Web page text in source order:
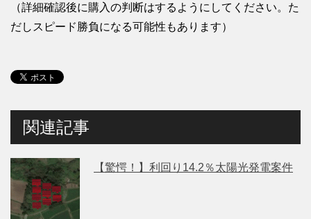
（詳細確認後に購入の判断はするようにしてください。た
だしスピード勝負になる可能性もあります）
関連記事
【驚愕！】利回り14.2％太陽光発電案件